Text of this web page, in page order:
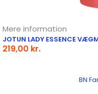
Mere information
JOTUN LADY ESSENCE
219,00 kr.
BN